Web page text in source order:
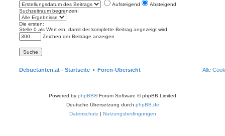
Aufsteigend
Absteigend
Suchzeitraum begrenzen:
Die ersten:
Stelle 0 als Wert ein, damit der komplette Beitrag angezeigt wird.
Zeichen der Beiträge anzeigen
Debuetanten.at - Startseite Foren-Übersicht Alle
Powered by phpBB® Forum Software © phpBB Limited
Deutsche Übersetzung durch phpBB.de
Datenschutz| Nutzungsbedingungen